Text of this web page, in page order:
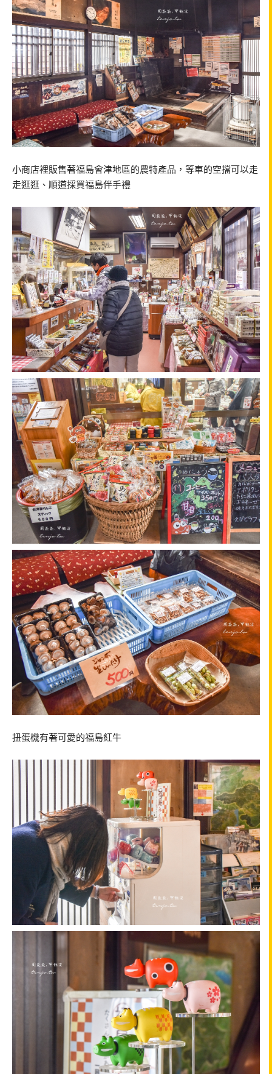
小商店裡販售著福島會津地區的農特產品，等車的空擋可以走
走逛逛、順道採買福島伴手禮
扭蛋機有著可愛的福島紅牛